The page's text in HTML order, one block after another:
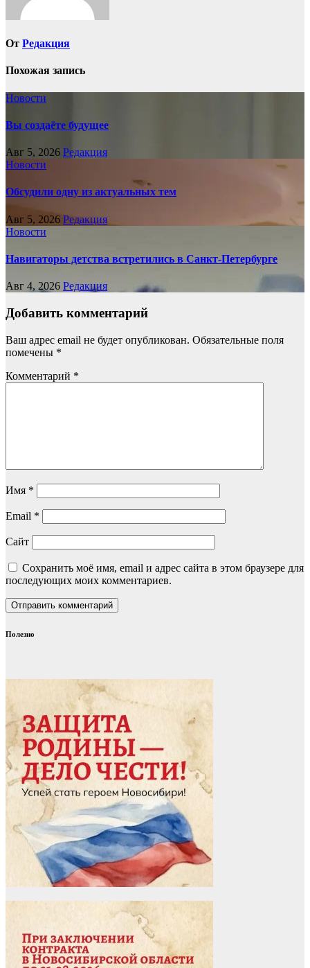
От Редакция
Похожая запись
Новости
Вы создаёте будущее
Авг 5, 2026 Редакция
Новости
Обсудили одну из актуальных тем
Авг 5, 2026 Редакция
Новости
Навигаторы детства встретились в Санкт-Петербурге
Авг 4, 2026 Редакция
Добавить комментарий
Ваш адрес email не будет опубликован. Обязательные поля
помечены *
Комментарий *
Имя *
Email *
Сайт
Сохранить моё имя, email и адрес сайта в этом браузере для
последующих моих комментариев.
Полезно